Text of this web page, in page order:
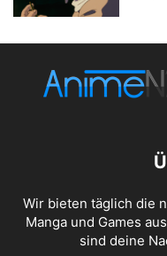
Wir bieten täglich die
Manga und Games
sind deine